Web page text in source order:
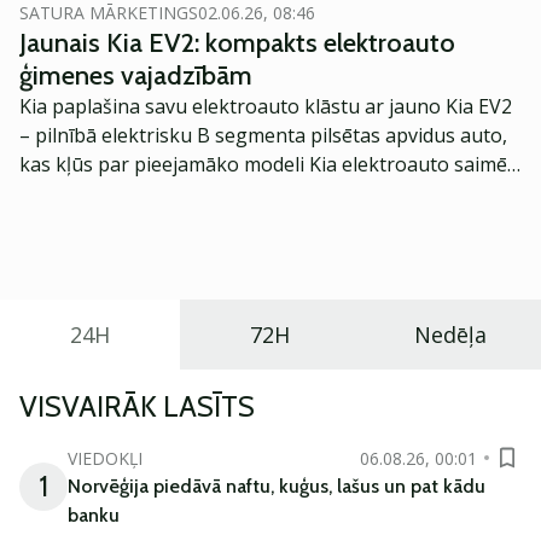
SATURA MĀRKETINGS02.06.26, 08:46
Jaunais Kia EV2: kompakts elektroauto
ģimenes vajadzībām
Kia paplašina savu elektroauto klāstu ar jauno Kia EV2
– pilnībā elektrisku B segmenta pilsētas apvidus auto,
kas kļūs par pieejamāko modeli Kia elektroauto saimē
24H 72H Nedēļa
VISVAIRĀK LASĪTS
1
VIEDOKĻI
06.08.26, 00:01
Norvēģija piedāvā naftu, kuģus, lašus un pat kādu
banku